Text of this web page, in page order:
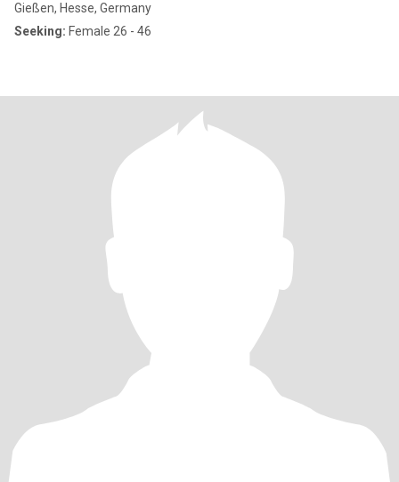
Gießen, Hesse, Germany
Seeking: Female 26 - 46